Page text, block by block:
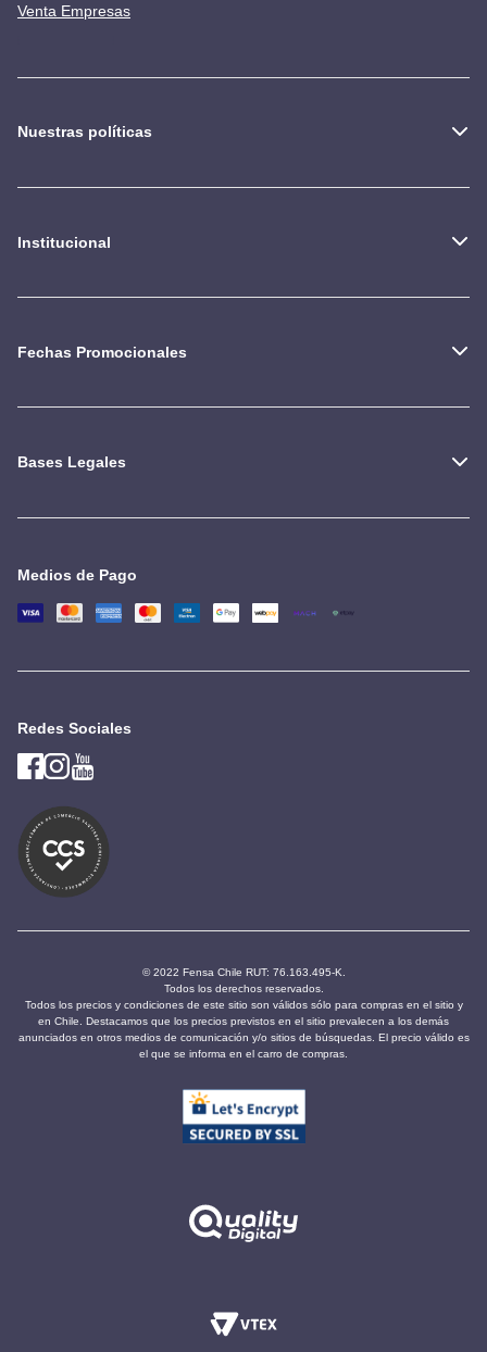
Venta Empresas
Nuestras políticas
Institucional
Fechas Promocionales
Bases Legales
Medios de Pago
Redes Sociales
© 2022 Fensa Chile RUT: 76.163.495-K.
Todos los derechos reservados.
Todos los precios y condiciones de este sitio son válidos sólo para compras en el sitio y
en Chile. Destacamos que los precios previstos en el sitio prevalecen a los demás
anunciados en otros medios de comunicación y/o sitios de búsquedas. El precio válido es
el que se informa en el carro de compras.